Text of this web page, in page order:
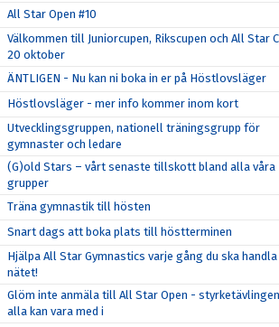
All Star Open #10
Välkommen till Juniorcupen, Rikscupen och All Star
20 oktober
ÄNTLIGEN - Nu kan ni boka in er på Höstlovsläger
Höstlovsläger - mer info kommer inom kort
Utvecklingsgruppen, nationell träningsgrupp för
gymnaster och ledare
(G)old Stars – vårt senaste tillskott bland alla våra
grupper
Träna gymnastik till hösten
Snart dags att boka plats till höstterminen
Hjälpa All Star Gymnastics varje gång du ska handla
nätet!
Glöm inte anmäla till All Star Open -
alla kan vara med i